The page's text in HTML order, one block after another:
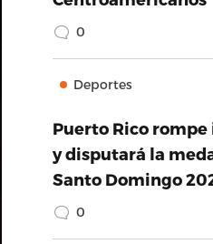
0
Deportes
Puerto Rico
y disputará la
Santo Domingo
0